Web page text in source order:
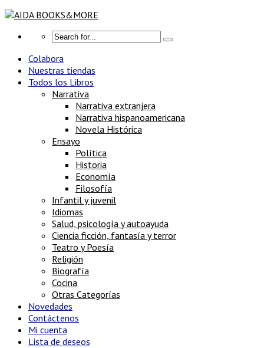
Colabora
Nuestras tiendas
Todos los Libros
Narrativa
Narrativa extranjera
Narrativa hispanoamericana
Novela Histórica
Ensayo
Política
Historia
Economía
Filosofía
Infantil y juvenil
Idiomas
Salud, psicología y autoayuda
Ciencia ficción, fantasía y terror
Teatro y Poesía
Religión
Biografía
Cocina
Otras Categorías
Novedades
Contáctenos
Mi cuenta
Lista de deseos